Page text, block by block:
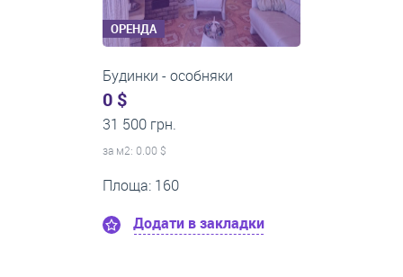
ОРЕНДА
1-кімнатні квартири
0 $
21 500 грн.
за м2: 0.00 $
Поверх:8